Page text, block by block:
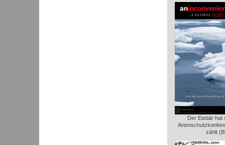
Der Eisbär hat
zählt